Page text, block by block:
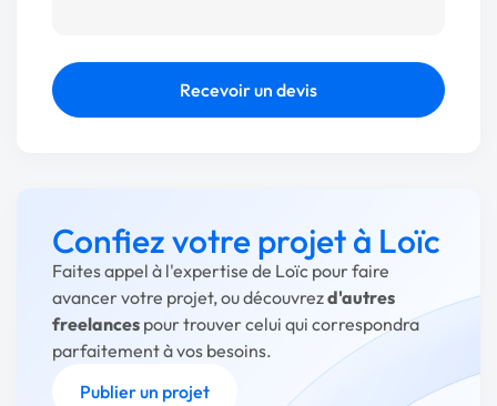
Recevoir un devis
Confiez votre projet à Loïc
Faites appel à l'expertise de Loïc pour faire
avancer votre projet, ou découvrezd'autres
freelances pour trouver celui qui correspondra
parfaitement à vos besoins.
Publier un projet